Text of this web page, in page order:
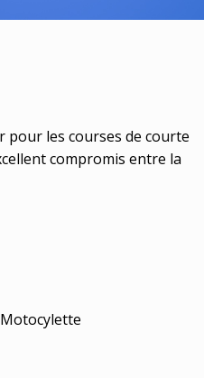
pour les courses de courte
compromis entre la